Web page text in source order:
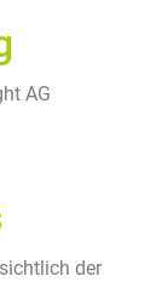
AG
der